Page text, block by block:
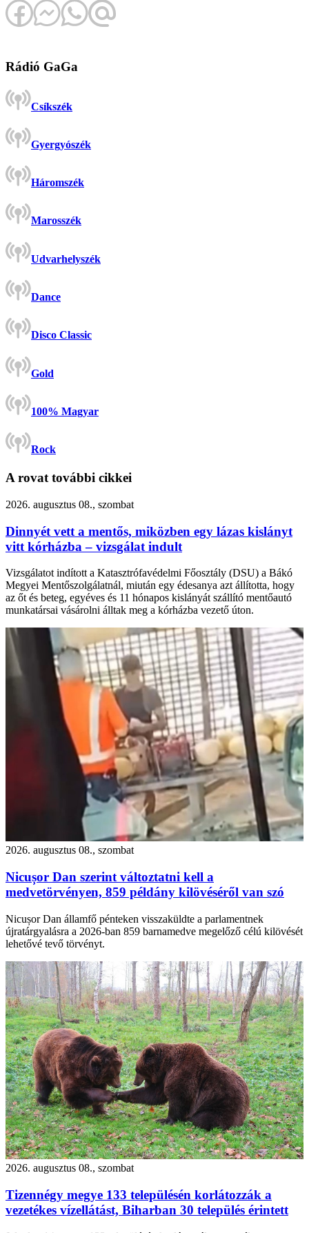
Rádió GaGa
Csíkszék
Gyergyószék
Háromszék
Marosszék
Udvarhelyszék
Dance
Disco Classic
Gold
100% Magyar
Rock
A rovat további cikkei
2026. augusztus 08., szombat
Dinnyét vett a mentős, miközben egy lázas kislányt
vitt kórházba – vizsgálat indult
Vizsgálatot indított a Katasztrófavédelmi Főosztály (DSU) a Bákó
Megyei Mentőszolgálatnál, miután egy édesanya azt állította, hogy
az őt és beteg, egyéves és 11 hónapos kislányát szállító mentőautó
munkatársai vásárolni álltak meg a kórházba vezető úton.
2026. augusztus 08., szombat
Nicușor Dan szerint változtatni kell a
medvetörvényen, 859 példány kilövéséről van szó
Nicușor Dan államfő pénteken visszaküldte a parlamentnek
újratárgyalásra a 2026-ban 859 barnamedve megelőző célú kilövését
lehetővé tevő törvényt.
2026. augusztus 08., szombat
Tizennégy megye 133 településén korlátozzák a
vezetékes vízellátást, Biharban 30 település érintett